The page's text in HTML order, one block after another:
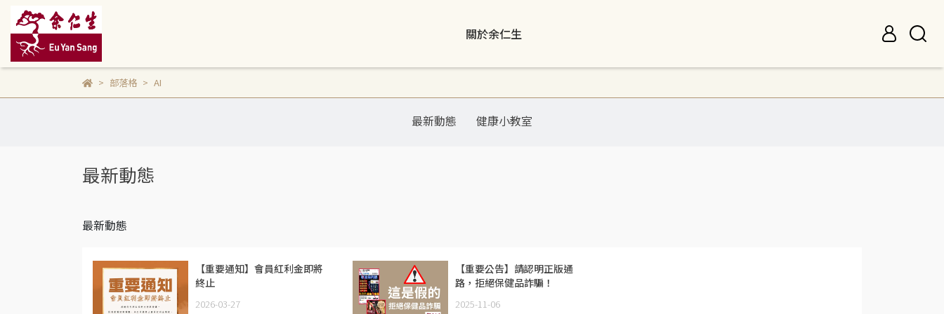
關於余仁生
部落格 AI
最新動態 健康小教室
最新動態
最新動態
【重要通知】會員紅利金即將
終止
2026-03-27
【重要公告】請認明正版通
路，拒絕保健品詐騙！
2025-11-06